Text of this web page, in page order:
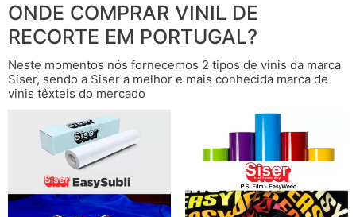
ONDE COMPRAR VINIL DE
RECORTE EM PORTUGAL?
Neste momentos nós fornecemos 2 tipos de vinis da marca
Siser, sendo a Siser a melhor e mais conhecida marca de
vinis têxteis do mercado